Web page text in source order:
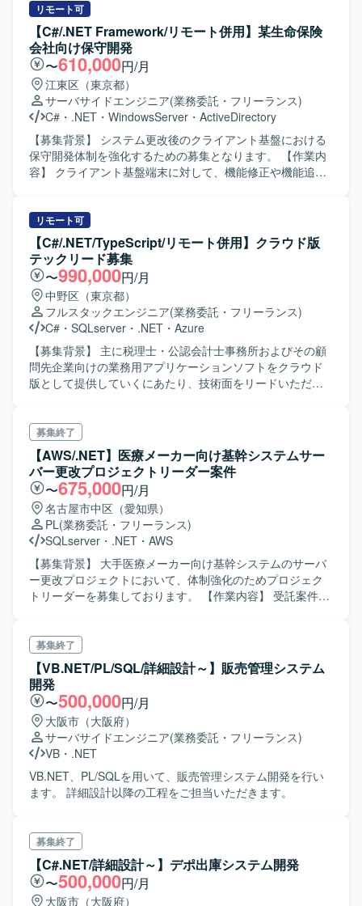
業や、文書保管業務に使用する汎用ツールの設定作業、動
作検証などを行っていただきます。具体的には、Excelベー
スでの設定ファイルの作成、汎用ツールの設定ファイル作
成、汎用ツールのソースコード確認や機能追加、オンデマ
ンド配信サービスの設定確認、汎用ツールの動作確認、業
務フローに合わせたシステムとツールの連携確認などを実
施していただきます。 【求める人物像】 文書保管業務に関
するアプリケーション設定やテスト業務に主体的に取り組
んでいただける方を求めております。SQLやC#を用いた作
業に対して責任感を持ち、丁寧に設定や検証を進めていた
だける方が望ましいです。 【ポジションの魅力】 文書保管
SQLやC#などのスキルを活かしつつ、業務フローに沿った
システムとツールの連携確認など、実務に近い検証作業の
経験を積むことができます。 【開発環境】 SQL、C#、
VB.NET、Excelを用いた環境で作業していただきます。
リモート可
【C#/.NET Framework/リモート併用】某生命保険
会社向け保守開発
〜610,000円/月
江東区（東京都）
サーバサイドエンジニア(業務委託・フリーランス)
C# ・ .NET ・ WindowsServer ・ ActiveDirectory
【募集背景】 システム更改後のクライアント基盤における
保守開発体制を強化するための募集となります。 【作業内
容】 クライアント基盤端末に対して、機能修正や機能追
次実施していただきます。 【求める人物像】 原因調査を主
体的に行い、代替案の検討を含めて粘り強く対応いただけ
る方を求めています。周囲と連携しながら丁寧に作業を進
めていただける方が望ましいです。 【ポジションの魅力】
システム更改後のクライアント基盤の保守開発に携わるこ
とで、Windows クライアント環境や .NET を用いたアプリ
ケーションの知見を深めることができます。長期的な保守
開発を通じて、既存システムの改善や安定運用に貢献して
いただけます。 【開発環境】 Windows クライアント環境
上で、C# および .NET Framework を用いた開発を行いま
す。開発ツールとして Visual Studio を利用し、Windows
リモート可
【C#/.NET/TypeScript/リモート併用】クラウド版
テックリード募集
〜990,000円/月
中野区（東京都）
フルスタックエンジニア(業務委託・フリーランス)
C# ・ SQLserver ・ .NET ・ Azure
【募集背景】 主に税理士・公認会計士事務所およびその顧
問先企業向けの業務用アプリケーションソフトをクラウド
版として提供していくにあたり、技術面をリードいただけ
用クラウドアプリケーションの開発において、バックエン
ドを中心とした設計・実装の技術リードを行っていただき
ます。アーキテクチャ設計や設計方針の決定、コードレビ
ューや品質向上に向けた取り組みなどを推進していただき
ます。 【求める人物像】 設計方針を自ら定めて周囲に共有
しながら、レビューや技術選定を通じて開発チームをリー
ドしていただける方を求めております。若手メンバーの育
成や、技術的な判断を言語化してわかりやすく伝えること
ができる方ですと望ましいです。 【ポジションの魅力】 ク
ラウド版プロダクトの技術的な方向性をリードしながら、
モダンな技術スタックを用いた開発に携わっていただけま
【開発環境】 バックエンド：C#／.NET、フロントエンド：
TypeScript(React)、クラウド：Azure 等の環境で開発を行
っております。
募集終了
【AWS/.NET】医療メーカー向け基幹システムサー
バー更改プロジェクトリーダー案件
〜675,000円/月
名古屋市中区（愛知県）
PL(業務委託・フリーランス)
SQLserver ・ .NET ・ AWS
【募集背景】 大手医療メーカー向け基幹システムのサーバ
ー更改プロジェクトにおいて、体制強化のためプロジェク
トリーダーを募集しております。 【作業内容】 受託案件に
カー向け基幹システムのサーバー更改プロジェクトに参画
し、既存環境の刷新に伴うサーバー新規構築およびシステ
ム移行を推進していただきます。 具体的には、顧客との要
件整理・仕様調整、開発メンバーへのタスク振り分け、進
捗管理、レビュー対応、社内エンジニアとの連携、必要に
応じた設計・実装支援などを行っていただきます。 【求め
る人物像】 顧客とのコミュニケーションを円滑に行いなが
ら、関係者をリードしてプロジェクトを推進いただける方
を求めております。インフラ領域に対する知見をお持ち
で、状況に応じて設計や実装にも柔軟に関わっていただけ
ロジェクトに長期で携わることができ、サーバー更改やシ
ステム移行を通じてインフラおよびソフトウェア両面での
マネジメント経験を積むことができます。AWSを中心とし
たモダンなインフラ環境で、プロジェクトリーダーとして
のスキルを高めていただけます。 【開発環境】 インフラ：
募集終了
【VB.NET/PL/SQL/詳細設計～】販売管理システム
開発
〜500,000円/月
大阪市（大阪府）
サーバサイドエンジニア(業務委託・フリーランス)
VB ・ .NET
VB.NET、PL/SQLを用いて、販売管理システム開発を行い
ます。 詳細設計以降の工程をご担当いただきます。
募集終了
【C#.NET/詳細設計～】デポ出庫システム開発
〜500,000円/月
大阪市（大阪府）